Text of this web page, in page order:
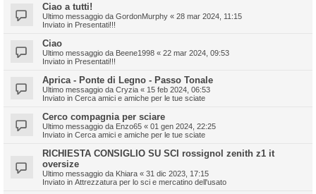
Ciao a tutti!
Ultimo messaggio da GordonMurphy « 28 mar 2024, 11:15
Inviato in Presentati!!!
Ciao
Ultimo messaggio da Beene1998 « 22 mar 2024, 09:53
Inviato in Presentati!!!
Aprica - Ponte di Legno - Passo Tonale
Ultimo messaggio da Cryzia « 15 feb 2024, 06:53
Inviato in Cerca amici e amiche per le tue sciate
Cerco compagnia per sciare
Ultimo messaggio da Enzo65 « 01 gen 2024, 22:25
Inviato in Cerca amici e amiche per le tue sciate
RICHIESTA CONSIGLIO SU SCI rossignol zenith z1 it
oversize
Ultimo messaggio da Khiara « 31 dic 2023, 17:15
Inviato in Attrezzatura per lo sci e mercatino dell'usato